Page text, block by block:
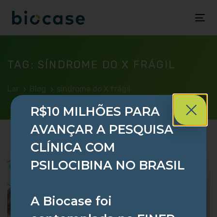
TAG: SÍNDROME DO X FRÁGIL
Lar Blog síndrome do X frágil
R$10 MILHÕES PARA
AVANÇAR A PESQUISA
CLÍNICA COM
PSILOCIBINA NO BRASIL
A Biocase foi